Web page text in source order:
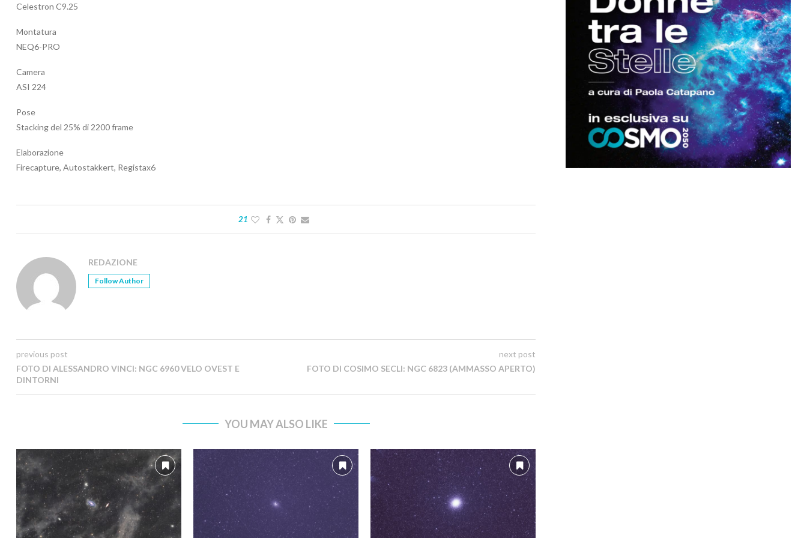
Celestron C9.25
Montatura
NEQ6-PRO
Camera
ASI 224
Pose
Stacking del 25% di 2200 frame
Elaborazione
Firecapture, Autostakkert, Registax6
21
REDAZIONE
Follow Author
previous post
FOTO DI ALESSANDRO VINCI: NGC 6960 VELO OVEST E
DINTORNI
next post
FOTO DI COSIMO SECLI: NGC 6823 (AMMASSO APERTO)
YOU MAY ALSO LIKE